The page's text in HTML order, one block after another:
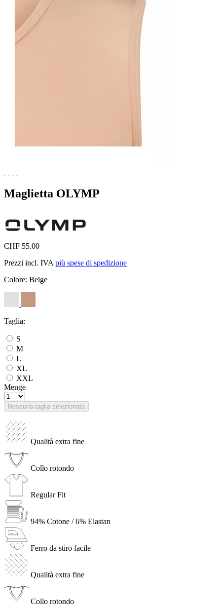
Maglietta OLYMP
CHF 55.00
Prezzi incl. IVA più spese di spedizione
Colore: Beige
Taglia:
S
M
L
XL
XXL
Menge
Nessuna taglia selezionata
Qualità extra fine
Collo rotondo
Regular Fit
94% Cotone / 6% Elastan
Ferro da stiro facile
Qualità extra fine
Collo rotondo